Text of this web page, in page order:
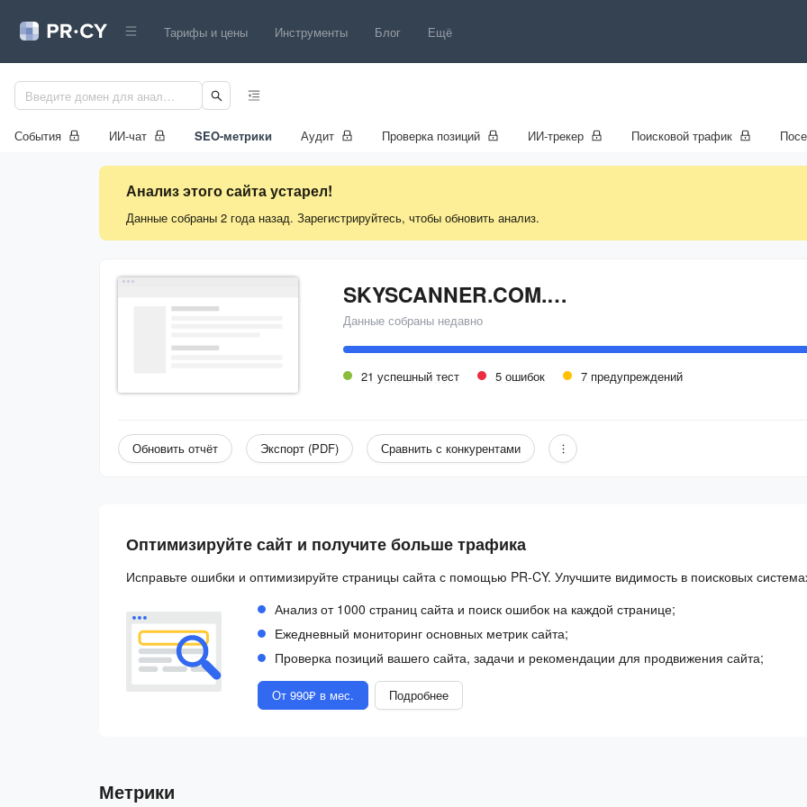
Тарифы и цены Инструменты Блог Ещё
События ИИ-чат SEO-метрики Аудит Проверка позиций ИИ-трекер Поисковой трафик
Анализ этого сайта устарел!
Данные собраны 2 года назад. Зарегистрируйтесь, чтобы обновить анализ.
SKYSCANNER.COM.TR
Данные собраны недавно
21 успешный тест 5 ошибок 7 предупреждений
Обновить отчёт Экспорт (PDF) Сравнить с конкурентами
Оптимизируйте сайт и получите больше трафика
Исправьте ошибки и оптимизируйте страницы сайта с помощью PR-CY. Улучшите видимость в поисковых
Анализ от 1000 страниц сайта и поиск ошибок на каждой странице;
Ежедневный мониторинг основных метрик сайта;
Проверка позиций вашего сайта, задачи и рекомендации для продвижения сайта;
От 990₽ в мес. Подробнее
Метрики